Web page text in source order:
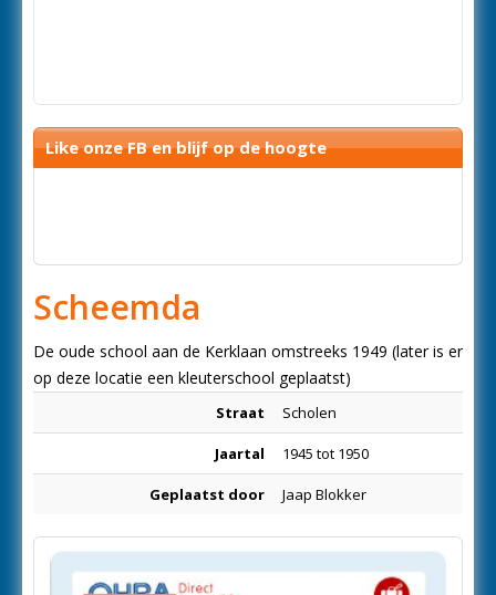
Like onze FB en blijf op de hoogte
Scheemda
De oude school aan de Kerklaan omstreeks 1949 (later is er
op deze locatie een kleuterschool geplaatst)
Straat Scholen
Jaartal 1945 tot 1950
Geplaatst door Jaap Blokker